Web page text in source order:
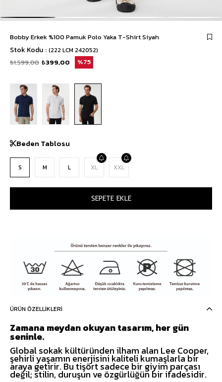
Bobby Erkek %100 Pamuk Polo Yaka T-Shirt Siyah
Stok Kodu (222 LCM 242052)
₺1.599,00 ₺399,00 75
Beden Tablosu
S M L XL XXL
ÜRÜN ÖZELLIKLERI
Zamana meydan okuyan tasarım, her gün
seninle.
Global sokak kültüründen ilham alan Lee Cooper,
şehirli yaşamın enerjisini kaliteli kumaşlarla bir
araya getirir. Bu tişört sadece bir giyim parçası
değil; stilin, duruşun ve özgürlüğün bir ifadesidir.